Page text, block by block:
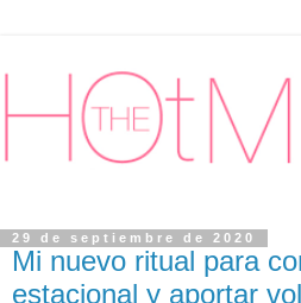
29 de septiembre de 2020
Mi nuevo ritual para
estacional y aportar